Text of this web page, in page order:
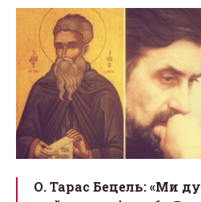
О. Тарас Бецель: «Ми